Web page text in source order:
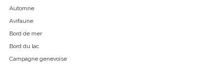
Automne
Avifaune
Bord de mer
Bord du lac
Campagne genevoise